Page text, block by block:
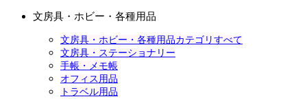
文房具・ホビー・各種用品
文房具・ホビー・各種用品カテゴリすべて
文房具・ステーショナリー
手帳・メモ帳
オフィス用品
トラベル用品